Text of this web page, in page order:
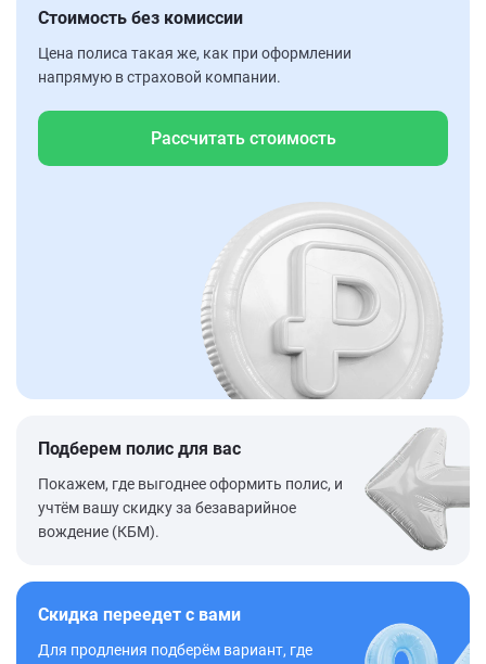
Стоимость без комиссии
Цена полиса такая же, как при оформлении
напрямую в страховой компании.
Рассчитать стоимость
Подберем полис для вас
Покажем, где выгоднее оформить полис, и
учтём вашу скидку за безаварийное
вождение (КБМ).
Скидка переедет с вами
Для продления подберём вариант, где